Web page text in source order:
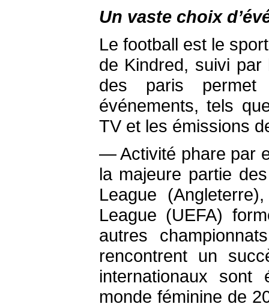
Un vaste choix
Le football est le
de Kindred, suivi
des paris permet
événements, tels
TV et les émissions
— Activité phare par
la majeure partie
League
League (UEFA)
autres
rencontrent un
internationaux
monde féminine de